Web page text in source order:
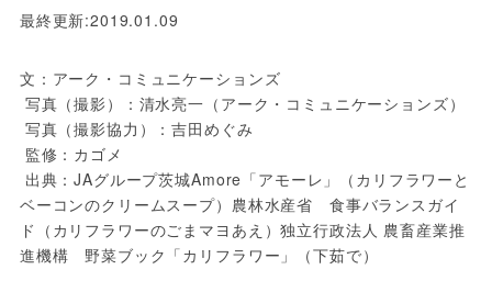
最終更新:2019.01.09
文：アーク・コミュニケーションズ
ベーコンのクリームスープ）農林水産省　食事バランスガイ
ド（カリフラワーのごまマヨあえ）独立行政法人 農畜産業推
進機構　野菜ブック「カリフラワー」（下茹で）